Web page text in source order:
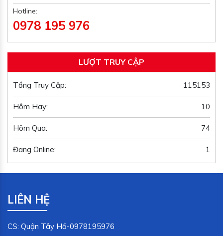
Hotline:
0978 195 976
LƯỢT TRUY CẬP
115153
Tổng Truy Cập:
10
Hôm Hay:
74
Hôm Qua:
1
Đang Online:
LIÊN HỆ
CS: Quận Tây Hồ-0978195976